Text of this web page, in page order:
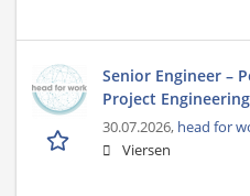
Senior Engineer –
Project
30.07.2026, head for
Viersen